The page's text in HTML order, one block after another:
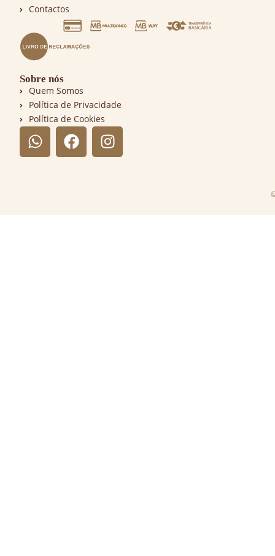
Contactos
Sobre nós
Quem Somos
Política de Privacidade
Política de Cookies